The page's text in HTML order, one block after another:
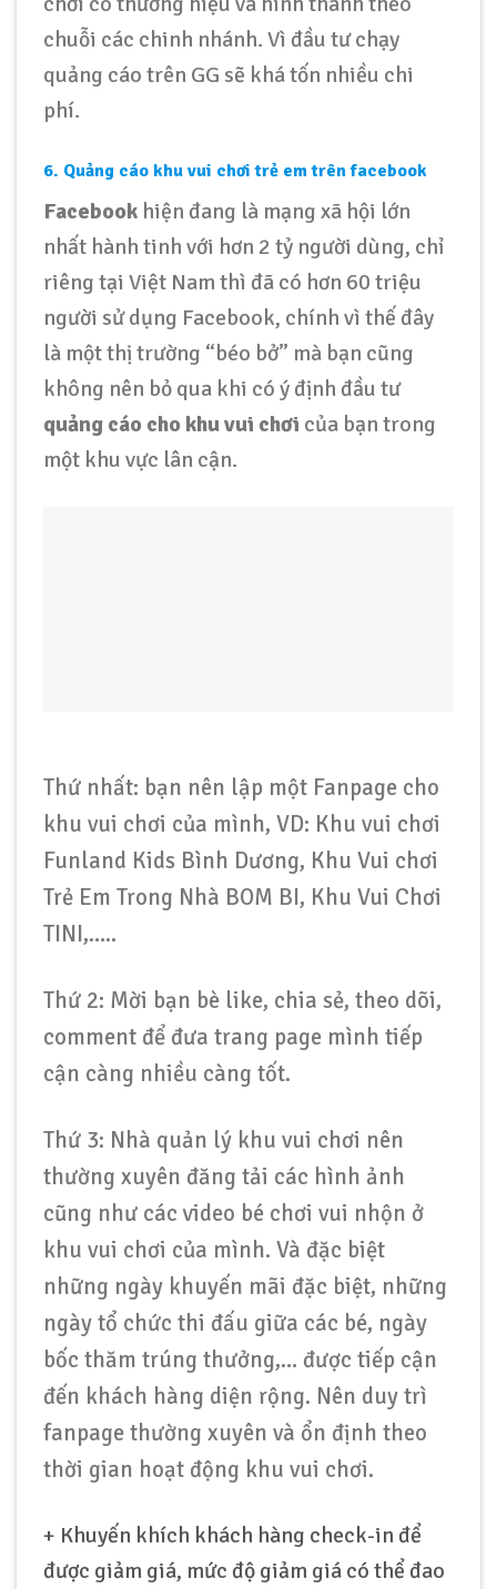
chuỗi các chinh nhánh. Vì đầu tư chạy
quảng cáo trên GG sẽ khá tốn nhiều chi
phí.
6. Quảng cáo khu vui chơi trẻ em trên facebook
Facebook hiện đang là mạng xã hội lớn
nhất hành tinh với hơn 2 tỷ người dùng, chỉ
riêng tại Việt Nam thì đã có hơn 60 triệu
người sử dụng Facebook, chính vì thế đây
là một thị trường “béo bở” mà bạn cũng
không nên bỏ qua khi có ý định đầu tư
quảng cáo cho khu vui chơi của bạn trong
một khu vực lân cận.
Thứ nhất: bạn nên lập một Fanpage cho
khu vui chơi của mình, VD: Khu vui chơi
Funland Kids Bình Dương, Khu Vui chơi
Trẻ Em Trong Nhà BOM BI, Khu Vui Chơi
TINI,…..
Thứ 2: Mời bạn bè like, chia sẻ, theo dõi,
comment để đưa trang page mình tiếp
cận càng nhiều càng tốt.
Thứ 3: Nhà quản lý khu vui chơi nên
thường xuyên đăng tải các hình ảnh
cũng như các video bé chơi vui nhộn ở
khu vui chơi của mình. Và đặc biệt
những ngày khuyến mãi đặc biệt, những
ngày tổ chức thi đấu giữa các bé, ngày
bốc thăm trúng thưởng,… được tiếp cận
đến khách hàng diện rộng. Nên duy trì
fanpage thường xuyên và ổn định theo
thời gian hoạt động khu vui chơi.
+ Khuyến khích khách hàng check-in để
được giảm giá, mức độ giảm giá có thể đao